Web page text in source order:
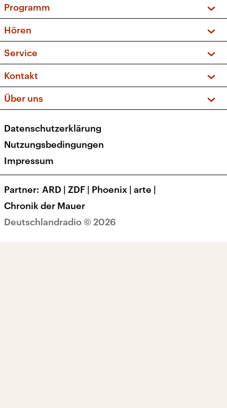
Programm
Sendungen und Podcasts
Musikliste
Kakadu – Das Kinderprogramm
Hören
Frequenzen (UKW + DAB+)
Service
FAQ
Apps
Newsletter
Veranstaltungen
Kontakt
Social Media
Über uns
Presse
Karriere
Transparenz
Deutschlandradio © 2026
Datenschutzerklärung
Nutzungsbedingungen
Impressum
Partner ARD | ZDF | Phoenix | arte |
Chronik der Mauer